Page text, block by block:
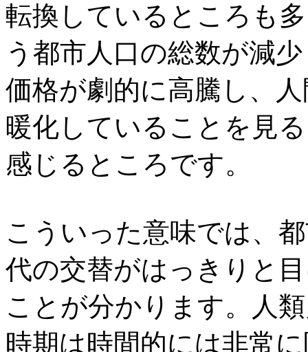
転換しているところも
う都市人口の総数が減
価格が劇的に高騰し、
暖化していることを見
感じるところです。
こういった意味では、
代の交替がはっきりと
ことが分かります。人
時期は時間的には非常